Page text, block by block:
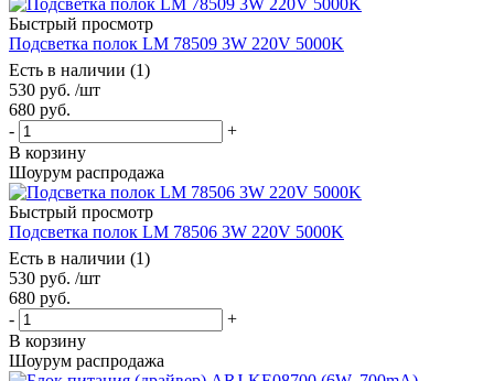
Быстрый просмотр
Подсветка полок LM 78509 3W 220V 5000K
Есть в наличии (1)
530 руб. /шт
680 руб.
-
+
В корзину
Шоурум распродажа
Быстрый просмотр
Подсветка полок LM 78506 3W 220V 5000K
Есть в наличии (1)
530 руб. /шт
680 руб.
-
+
В корзину
Шоурум распродажа